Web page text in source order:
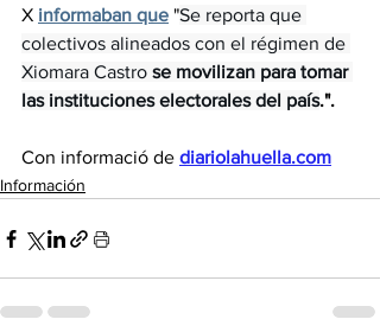
X informaban que "Se reporta que
colectivos alineados con el régimen de
Xiomara Castro se movilizan para tomar
las instituciones electorales del país.".
Con informació de diariolahuella.com
Información